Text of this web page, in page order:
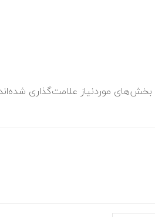
بخش‌های موردنیاز علامت‌گذاری